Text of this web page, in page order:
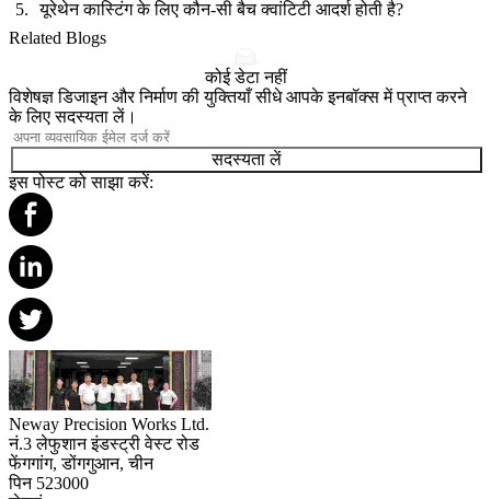
यूरेथेन कास्टिंग के लिए कौन-सी बैच क्वांटिटी आदर्श होती है?
Related Blogs
कोई डेटा नहीं
विशेषज्ञ डिजाइन और निर्माण की युक्तियाँ सीधे आपके इनबॉक्स में प्राप्त करने
के लिए सदस्यता लें।
सदस्यता लें
इस पोस्ट को साझा करें:
Neway Precision Works Ltd.
नं.3 लेफुशान इंडस्ट्री वेस्ट रोड
फेंगगांग, डोंगगुआन, चीन
पिन 523000